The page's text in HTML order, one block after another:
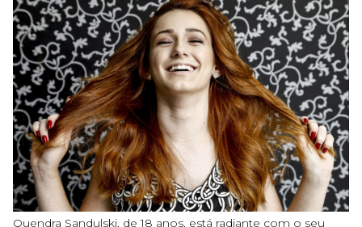
Quendra Sandulski, de 18 anos, está radiante com o seu